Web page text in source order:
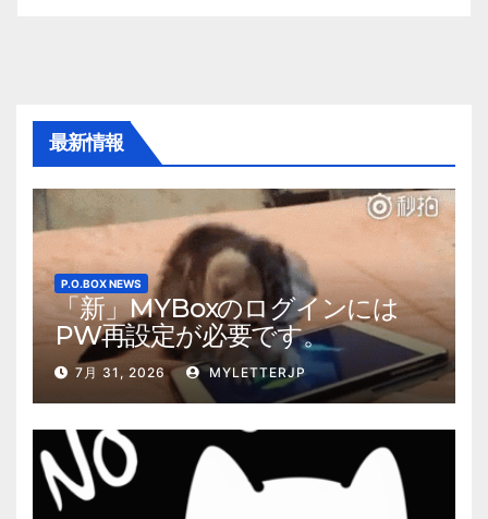
最新情報
P.O.BOX NEWS
「新」MYBoxのログインには
PW再設定が必要です。
7月 31, 2026 MYLETTERJP